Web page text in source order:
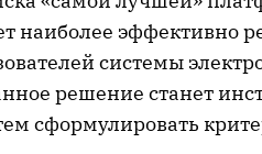
наиболее эффективно
системы
решение станет
сформулировать